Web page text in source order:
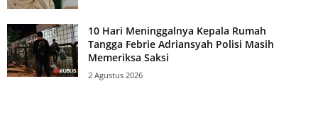
10 Hari Meninggalnya Kepala Rumah
Tangga Febrie Adriansyah Polisi Masih
Memeriksa Saksi
2 Agustus 2026